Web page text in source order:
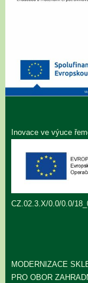
Inovace ve výuce
CZ.02.3.X/0.0/0.0/
MODERNIZACE
PRO OBOR